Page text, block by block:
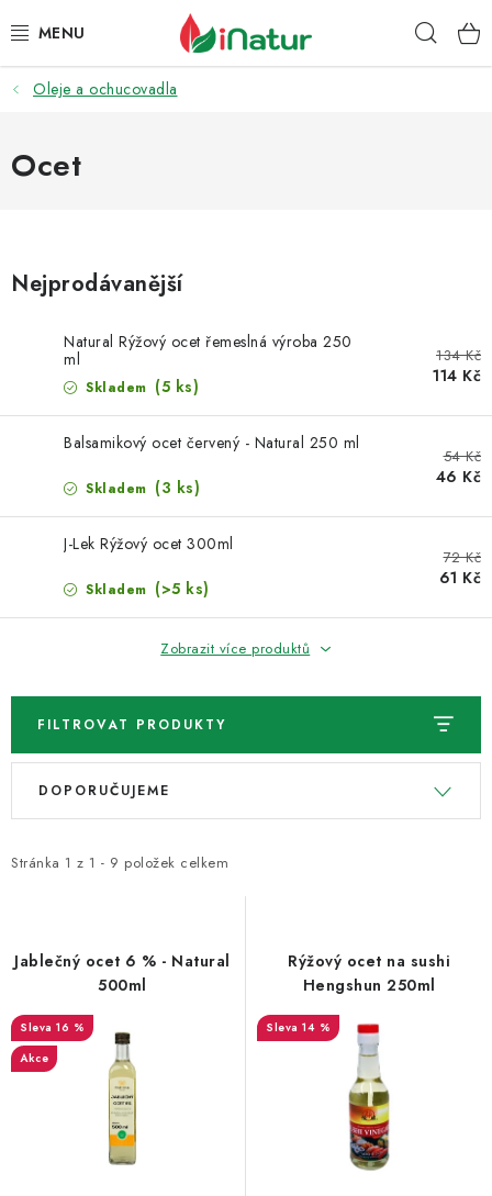
na
POTRAVINY
OŘECHY A SUŠENÉ PLODY
VITAMÍNY
DOPRAVA A PLATBA
VELKOOBCHOD
KONTAKTY
Oleje a ochucovadla
Ocet
Nejprodávanější
Natural Rýžový ocet řemeslná výroba 250
ml
Skladem (5 ks)
134 Kč
114 Kč
Balsamikový ocet červený - Natural 250 ml
Skladem (3 ks)
54 Kč
46 Kč
J-Lek Rýžový ocet 300ml
Skladem (>5 ks)
72 Kč
61 Kč
Zobrazit více produktů
FILTROVAT PRODUKTY
V
i
r
d
u
k
Stránka 1 z 1 - 9 položek celkem
Ř
e
p
o
d
u
DOPORUČUJEME
Jablečný ocet 6 % - Natural
500ml
16 %
Akce
Rýžový ocet na sushi
Hengshun 250ml
14 %